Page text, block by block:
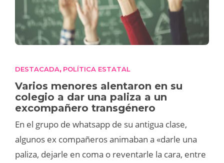
DESTACADA, POLÍTICA ESTATAL
Varios menores alentaron en su
colegio a dar una paliza a un
excompañero transgénero
En el grupo de whatsapp de su antigua clase,
algunos ex compañeros animaban a «darle una
paliza, dejarle en coma o reventarle la cara, entre